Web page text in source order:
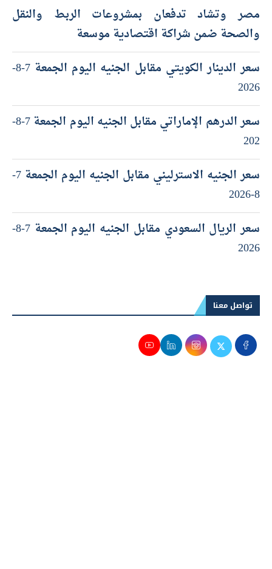
مصر وتشاد تدفعان بمشروعات الربط والنقل
والصحة ضمن شراكة اقتصادية موسعة
سعر الدينار الكويتي مقابل الجنيه اليوم الجمعة 7-8-
2026
سعر الدرهم الإماراتي مقابل الجنيه اليوم الجمعة 7-8-
202
سعر الجنيه الاسترليني مقابل الجنيه اليوم الجمعة 7-
8-2026
سعر الريال السعودي مقابل الجنيه اليوم الجمعة 7-8-
2026
تواصل معنا